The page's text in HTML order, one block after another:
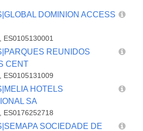
DOMINION ACCESS
, ES0105130001
REUNIDOS
CENT
, ES0105131009
HOTELS
SA
, ES0176252718
SOCIEDADE DE